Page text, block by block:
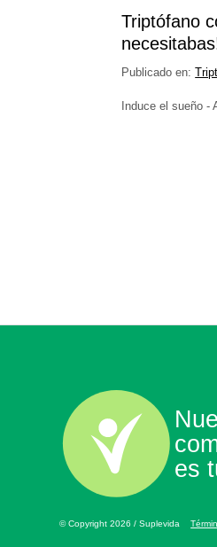
Triptófano
Publicado en:
Induce el sueño -
es
© Copyright 2026 / Suplevida